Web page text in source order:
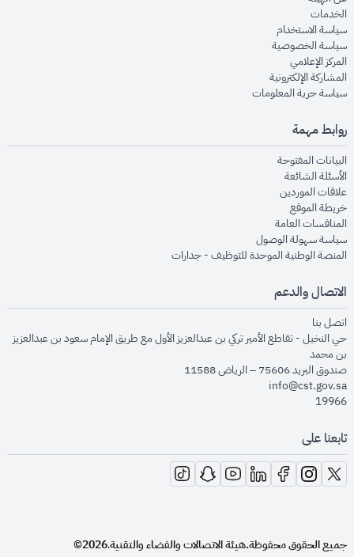
الخدماتopens in new window
سياسة الاستخدام
سياسة الخصوصيةopens in new window
المركز الإعلاميopens in new window
المشاركة الإلكترونيةopens in new window
سياسة حرية المعلوماتopens in new window
روابط مهمة
البيانات المفتوحةopens in new window
الأسئلة الشائعةopens in new window
علاقات الموردينopens in new window
خريطة الموقعopens in new window
المنافسات العامةopens in new window
سياسة سهولة الوصولopens in new window
المنصة الوطنية الموحدة للتوظيف - جداراتopens in new window
الاتصال والدعم
اتصل بنا
حي النخيل - تقاطع الأمير تركي بن عبدالعزيز الأول مع طريق الإمام سعود بن عبدالعزيز
بن محمد
صندوق البريد 75606 – الرياض 11588
info@cst.gov.sa
19966
تابعنا على
opens in new window
opens in new window
opens in new window
opens in new window
opens in new window
opens in new window
opens in new window
جميع الحقوق محفوظة.هيئة الاتصالات والفضاء والتقنية.
2026©